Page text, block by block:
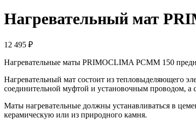
Нагревательный мат
12 495 ₽
Нагревательные маты PRIMOCLIMA PCMM 150
Нагревательный мат состоит из тепловыделяющего
соединительной муфтой и установочным проводом, а
Маты нагревательные должны устанавливаться в
керамическую или из природного камня.